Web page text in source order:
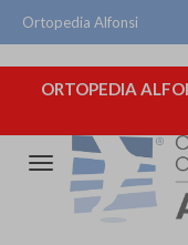
Ortopedia Alfonsi
ORTOPEDIA
Attiva/disattiva
navigazione